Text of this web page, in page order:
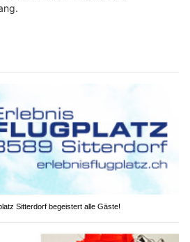
Sitterdorf begeistert alle Gäste!